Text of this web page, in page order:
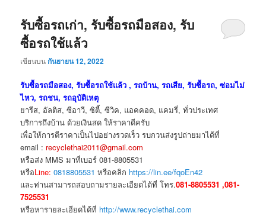
รับซื้อรถเก่า, รับซื้อรถมือสอง, รับ
ซื้อรถใช้แล้ว
เขียนบนกันยายน 12, 2022
รับซื้อรถมือสอง, รับซื้อรถใช้แล้ว , รถบ้าน, รถเสีย, รับซื้อรถ, ซ่อมไม่
ไหว, รถชน, รถอุบัติเหตุ
ยารีส, อัลติส, ซีอาวี, ซิตี้, ซีวิค, แอคคอด, แคมรี่, ทั่วประเทศ
บริการถึงบ้าน ด้วยเงินสด ให้ราคาดีครับ
เพื่อให้การตีราคาเป็นไปอย่างรวดเร็ว รบกวนส่งรูปถ่ายมาได้ที่
email : recyclethai2011@gmail.com
หรือส่ง MMS มาที่เบอร์ 081-8805531
หรือLine:0818805531 หรือคลิก https://lin.ee/fqoEn42
และท่านสามารถสอบถามรายละเอียดได้ที่ โทร.081-8805531 ,081-
7525531
หรือหารายละเอียดได้ที่ http://www.recyclethai.com